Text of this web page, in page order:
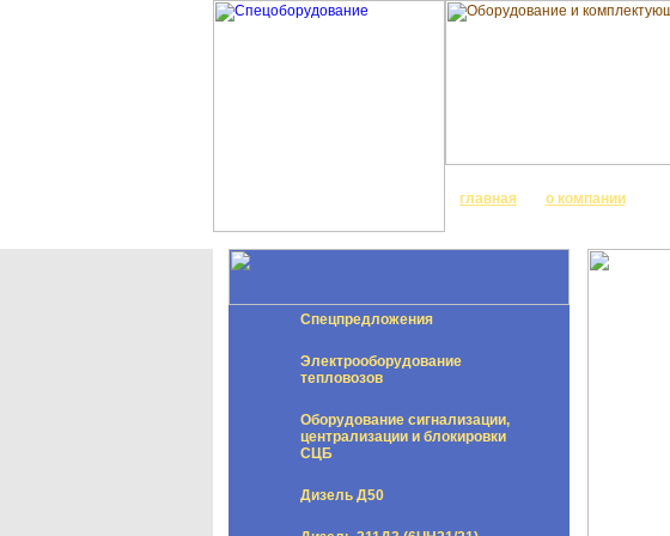
главная о компании
Спецпредложения
Электрооборудование
тепловозов
Оборудование сигнализации,
централизации и блокировки
СЦБ
Дизель Д50